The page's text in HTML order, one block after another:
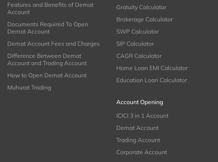
Features and Benefits of Demat
Account
Documents Required To Open
Demat Account
Demat Account Fees and Charges
Difference Between Demat
Account and Trading Account
How to Open Demat Account
Muhurat Trading
Gratuity Calculator
Brokerage Calculator
SWP Calculator
SIP Calculator
CAGR Calculator
Home Loan EMI Calculator
Education Loan Calculator
Account Opening
ICICI 3 in 1 Account
Demat Account
Trading Account
Corporate Account